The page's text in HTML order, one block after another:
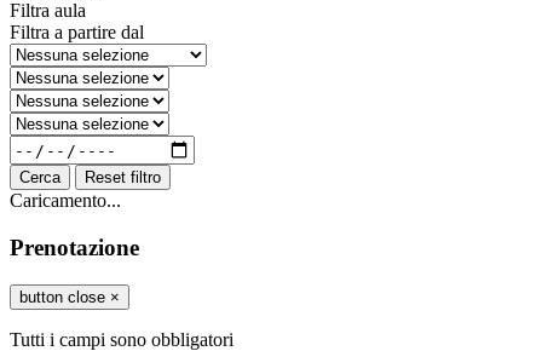
Filtra aula
Filtra a partire dal
Cerca Reset filtro
Caricamento...
Prenotazione
button close ×
Tutti i campi sono obbligatori